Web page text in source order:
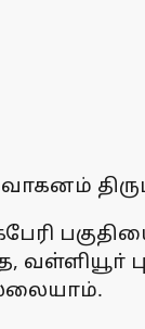
வாகனம்